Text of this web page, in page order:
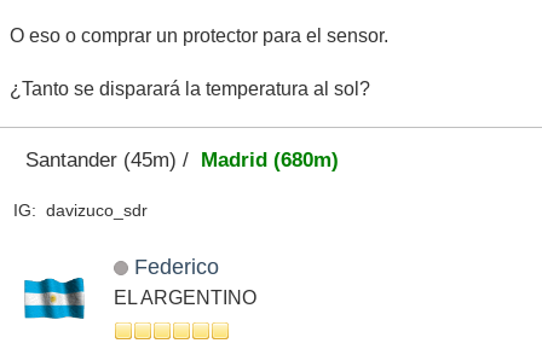
O eso o comprar un protector para el sensor.
¿Tanto se disparará la temperatura al sol?
Santander (45m) / Madrid (680m)
IG: davizuco_sdr
Federico
EL ARGENTINO